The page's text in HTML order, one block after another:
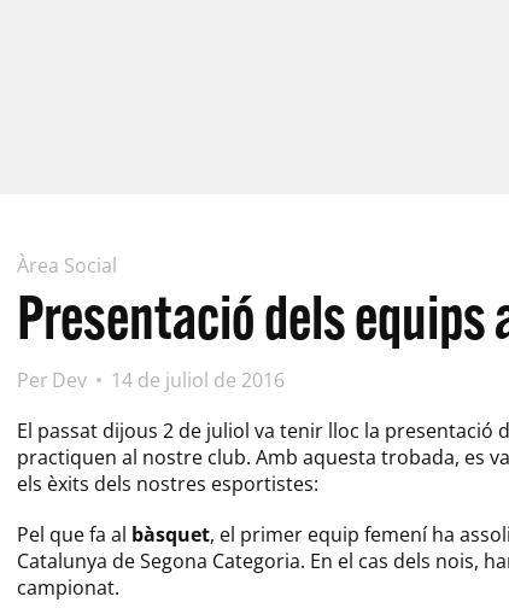
Àrea Social
Presentació dels equips
Per Dev
14 de juliol de 2016
El passat dijous 2 de juliol va tenir lloc la presentació
practiquen al nostre club. Amb aquesta trobada, es
els èxits dels nostres esportistes:
Pel que fa al bàsquet, el primer equip femení ha
Catalunya de Segona Categoria. En el cas dels nois,
campionat.